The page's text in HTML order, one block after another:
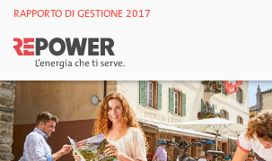
RAPPORTO DI GESTIONE 2017